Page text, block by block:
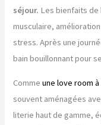
séjour. Les bienfaits de
musculaire,
stress. Après une
bain bouillonnant pour
Comme une love room
souvent aménagées
literie haut de gamme,